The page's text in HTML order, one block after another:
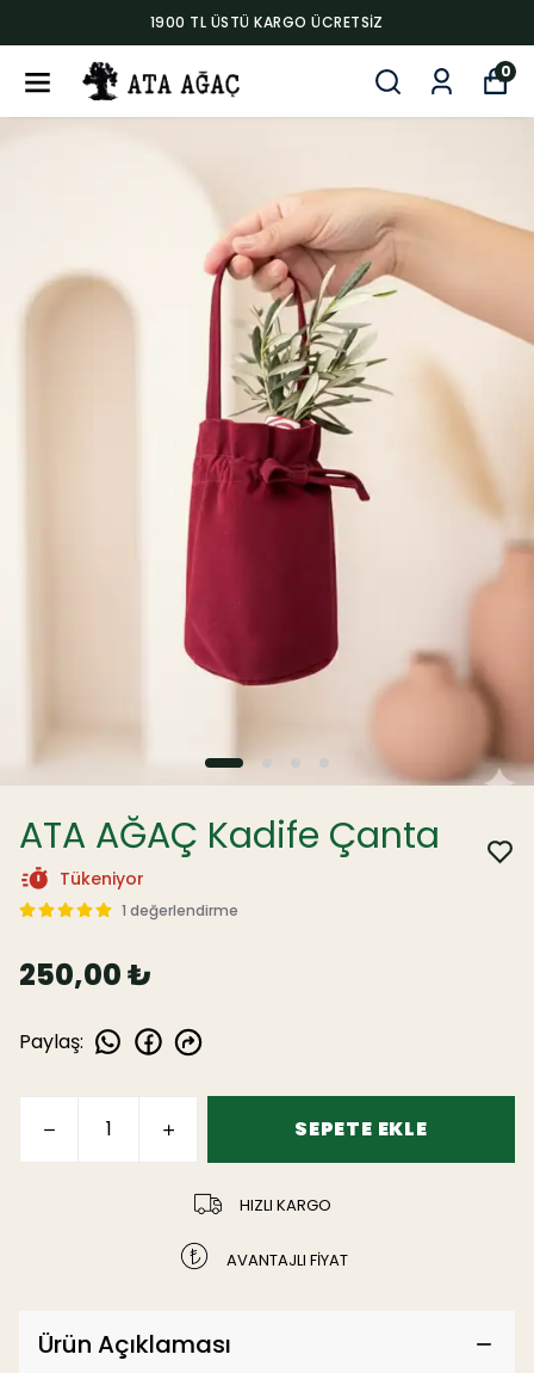
1900 TL ÜSTÜ KARGO ÜCRETSIZ
0
ATA AĞAÇ Kadife Çanta
Tükeniyor
1 değerlendirme
250,00 ₺
Paylaş:
SEPETE EKLE
HIZLI KARGO
AVANTAJLI FİYAT
Ürün Açıklaması